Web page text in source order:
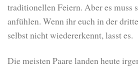
traditionellen Feiern. Aber es muss
anfühlen. Wenn ihr euch in der
selbst nicht wiedererkennt, lasst es.
Die meisten Paare landen heute